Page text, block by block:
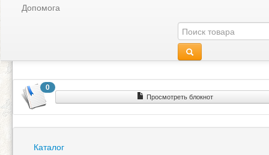
Допомога
0
Просмотреть блокнот
Каталог